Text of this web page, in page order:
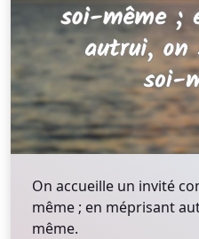
On accueille un invité
même ; en méprisant
même.